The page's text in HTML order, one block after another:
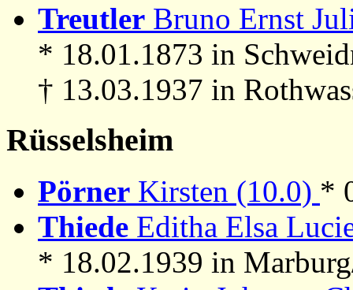
Treutler Bruno Ernst
* 18.01.1873 in
† 13.03.1937 in
Rüsselsheim
Pörner Kirsten (10.0) *
Thiede Editha Elsa
* 18.02.1939 in